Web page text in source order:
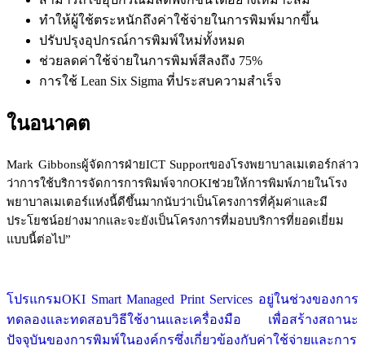
ทำให้ผู้ใช้ตระหนักถึงค่าใช้จ่ายในการพิมพ์มากขึ้น
ปรับปรุงอุปกรณ์การพิมพ์ใหม่ทั้งหมด
ช่วยลดค่าใช้จ่ายในการพิมพ์สีลงถึง 75%
การใช้ Lean Six Sigma ที่ประสบความสำเร็จ
ในอนาคต
Mark Gibbonsผู้จัดการฝ่ายICT Supportของโรงพยาบาลเมเตอร์กล่าว
ว่าการใช้บริการจัดการการพิมพ์จากOKIช่วยให้การพิมพ์ภายในโรง
พยาบาลเมเตอร์แห่งนี้ดีขึ้นมากนับว่าเป็นโครงการที่คุ้มค่าและมี
ประโยชน์อย่างมากและจะยังเป็นโครงการที่มอบบริการที่ยอดเยี่ยม
แบบนี้ต่อไป”
โปรแกรมOKI Smart Managed Print Services อยู่ในช่วงของการ
ทดลองและทดสอบวิธีใช้งานและเครื่องมือ เพื่อสร้างสถานะ
ปัจจุบันของการพิมพ์ในองค์กรซึ่งเกี่ยวข้องกับค่าใช้จ่ายและการ